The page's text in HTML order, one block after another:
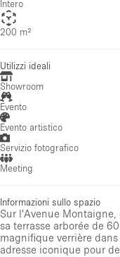
Intero
200 m²
Utilizzi ideali
Showroom
Evento
Evento artistico
Servizio fotografico
Meeting
Informazioni sullo spazio
Sur l'Avenue
sa terrasse arborée de
magnifique verrière
adresse iconique pour